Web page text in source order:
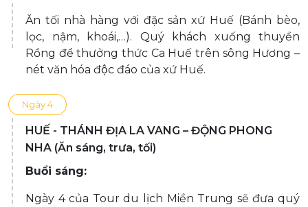
Ăn tối nhà hàng với đặc sản xứ Huế (Bánh bèo,
lọc, nậm, khoái,…). Quý khách xuống thuyền
Rồng để thưởng thức Ca Huế trên sông Hương –
nét văn hóa độc đáo của xứ Huế.
Ngày 4
HUẾ - THÁNH ĐỊA LA VANG – ĐỘNG PHONG
NHA (Ăn sáng, trưa, tối)
Buổi sáng:
Ngày 4 của Tour du lịch Miền Trung sẽ đưa quý